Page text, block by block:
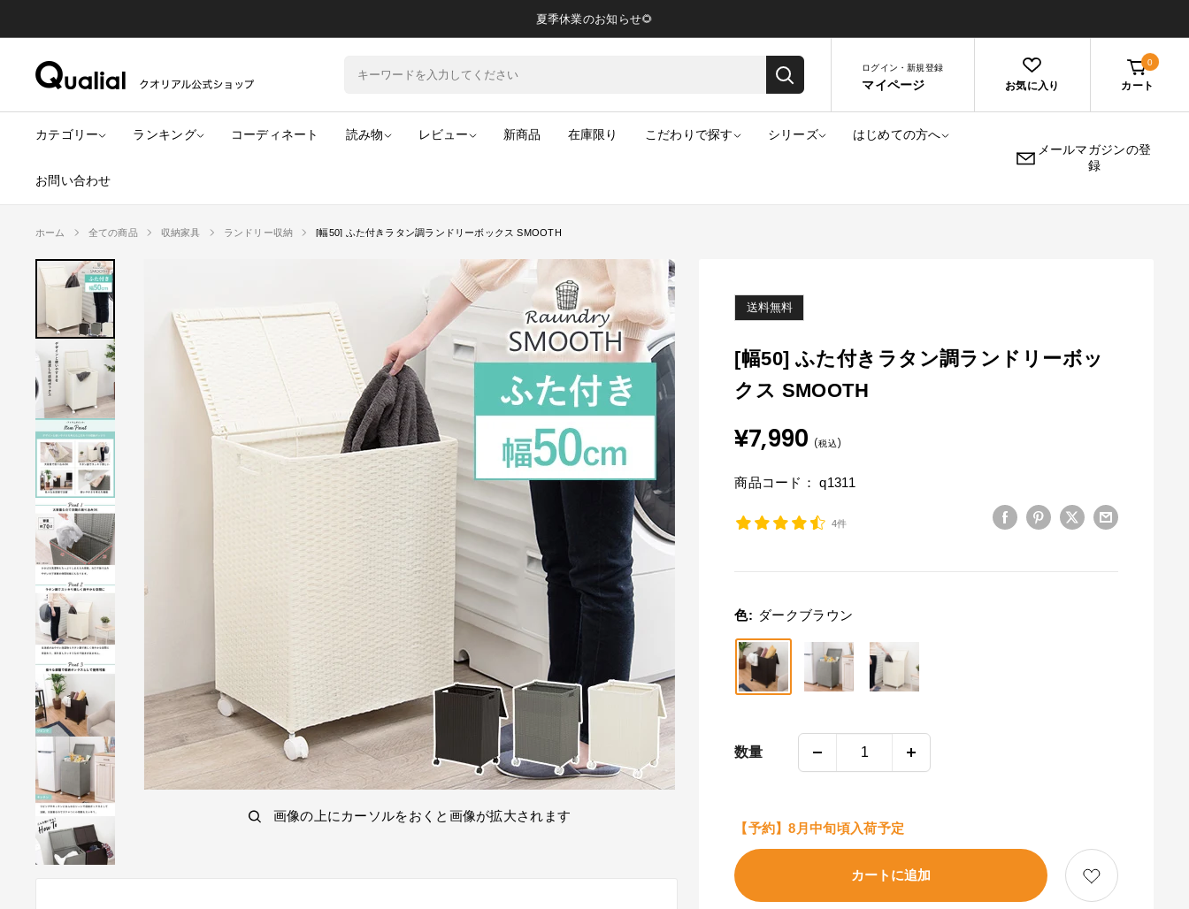
ン
ツ
夏季休業のお知らせ🌻
ア
公
シ
ッ
プ
ログイン・新規登録
マイページ お気に入り
0
カート
カテゴリー ランキング コーディネート 読み物 レビュー 新商品 在庫限り こだわりで探す シリーズ はじめての方へ
お問い合わせ
メールマガジンの登
録
ホーム 全ての商品 収納家具 ランドリー収納 [幅50] ふた付きラタン調ランドリーボックス SMOOTH
画像の上にカーソルをおくと画像が拡大されます
送料無料
[幅50] ふた付きラタン調ランドリーボッ
クス SMOOTH
販
売
格
¥7,990 (税込)
商品コード： q1311
4件
色: ダークブラウン
数量
【予約】8月中旬頃入荷予定
カートに追加